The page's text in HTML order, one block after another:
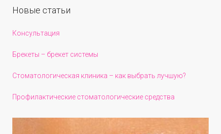
Новые статьи
Консультация
Брекеты – брекет системы
Стоматологическая клиника – как выбрать лучшую?
Профилактические стоматологические средства